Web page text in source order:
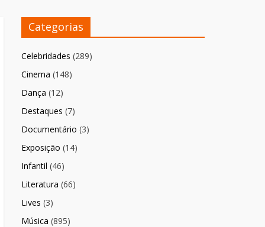
Categorias
Celebridades (289)
Cinema (148)
Dança (12)
Destaques (7)
Documentário (3)
Exposição (14)
Infantil (46)
Literatura (66)
Lives (3)
Música (895)